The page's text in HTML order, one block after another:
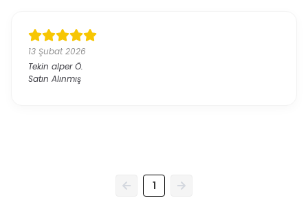
13 Şubat 2026
Tekin alper Ö.
Satın Alınmış
1